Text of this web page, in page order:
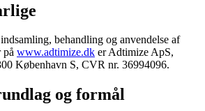
behandling og anvendelse af
på www.adtimize.dk er Adtimize ApS,
København S, CVR nr. 36994096.
og formål